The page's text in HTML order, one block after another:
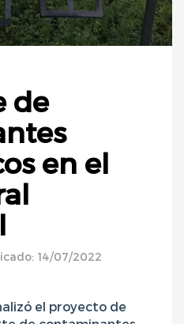
de
en el
14/07/2022
el proyecto de